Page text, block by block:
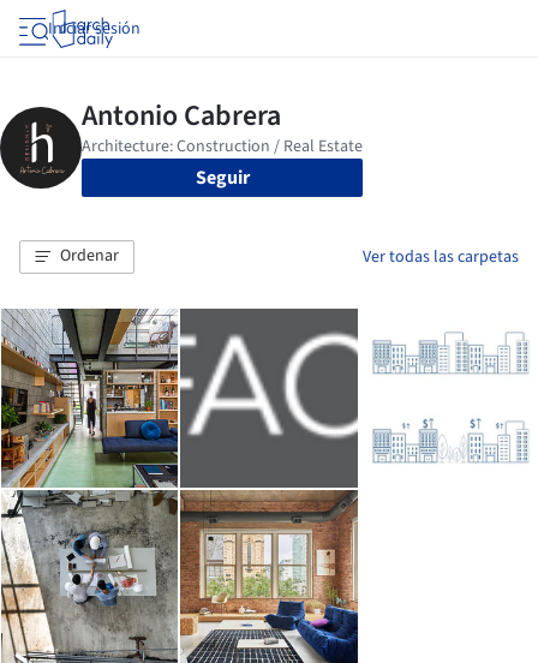
Iniciar sesión
Seguir
Ordenar Ver todas las carpetas